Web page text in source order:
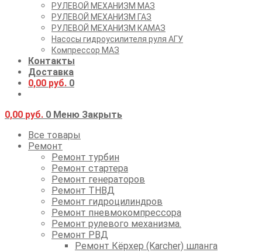
РУЛЕВОЙ МЕХАНИЗМ МАЗ
РУЛЕВОЙ МЕХАНИЗМ ГАЗ
РУЛЕВОЙ МЕХАНИЗМ КАМАЗ
Насосы гидроусилителя руля АГУ
Компрессор МАЗ
Контакты
Доставка
0,00 руб. 0
0,00 руб. 0 Меню Закрыть
Все товары
Ремонт
Ремонт турбин
Ремонт стартера
Ремонт генераторов
Ремонт ТНВД
Ремонт гидроцилиндров
Ремонт пневмокомпрессора
Ремонт рулевого механизма.
Ремонт РВД
Ремонт Кёрхер (Karcher) шланга